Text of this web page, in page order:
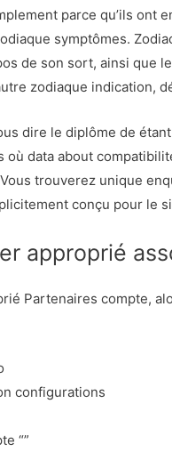
parce qu’ils ont
symptômes.
de son sort, ainsi que
zodiaque indication,
dire le diplôme de
où data about
trouverez unique
conçu pour le
approprié
Partenaires compte,
configurations
“”